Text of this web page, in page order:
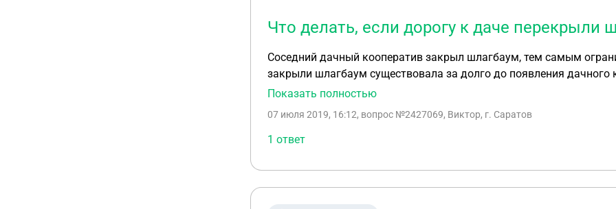
Что делать, если дорогу к даче перекрыли
Соседний дачный кооператив закрыл шлагбаум, тем самым
закрыли шлагбаум существовала за долго до появления дачного
никаких ремонтных работ данный дачный кооператив, по
но и всему спец транспорту. Куда обращаться в данной ситуации? На основание каких законов писать жалобы?
Очень прошу помощи.
Показать полностью
07 июля 2019, 16:12, вопрос №2427069, Виктор, г. Саратов
1 ответ